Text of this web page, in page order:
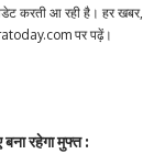
करती आ रही है। हर खबर,
पर पढ़ें।
रहेगा मुफ्त :